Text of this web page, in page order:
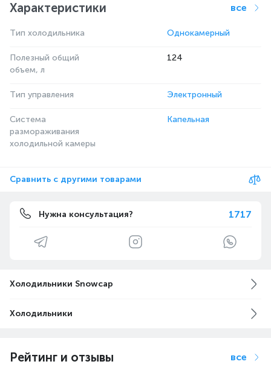
Характеристики все
Тип холодильника Однокамерный
Полезный общий
объем, л
124
Тип управления Электронный
Система
размораживания
холодильной камеры
Капельная
Сравнить с другими товарами
Нужна консультация? 1717
Холодильники Snowcap
Холодильники
Рейтинг и отзывы все